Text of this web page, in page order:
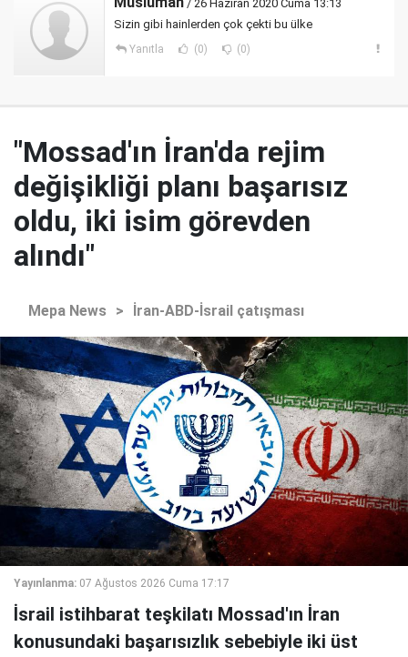
/ 26 Haziran 2020 Cuma 13:13
Sizin gibi hainlerden çok çekti bu ülke
Yanıtla (0) (0)
"Mossad'ın İran'da rejim
değişikliği planı başarısız
oldu, iki isim görevden
alındı"
Mepa News > İran-ABD-İsrail çatışması
Yayınlanma: 07 Ağustos 2026 Cuma 17:17
İsrail istihbarat teşkilatı Mossad'ın İran
konusundaki başarısızlık sebebiyle iki üst